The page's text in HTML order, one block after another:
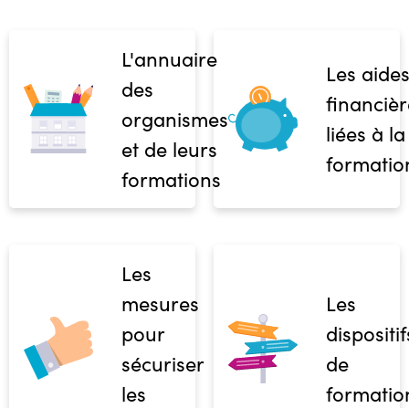
L'annuaire
des
organismes
et de leurs
formations
Les aides
liées à la
Les
mesures
pour
sécuriser
les
Les
de